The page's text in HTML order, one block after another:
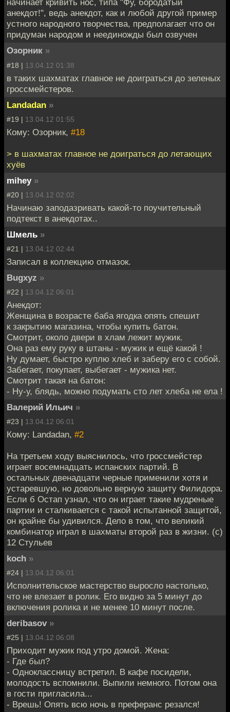
начинает кривить нос, типа "Фу, бородатый
анекдот!", ведь анекдот, как и любой другой пример
устного народного творчества, предполагает что он
придуман народом и неединожды был озвучен
Озорник »
#18 | 13.04.12 01:38
в таких шахматах главное не доиграться до зеленых
гроссмейстеров.
Landadan »
#19 | 13.04.12 01:55
Кому: Озорник, #18
> в шахматах главное не доиграться до летающих
хуёв
mihey »
#20 | 13.04.12 02:02
Начинаю заподазривать какой-то поучительный
подтекст в анекдотах..
Шмель »
#21 | 13.04.12 02:44
Записал в коллекцию отмазок.
Bugxyz »
#22 | 13.04.12 06:01
Анекдот:
Женщина в возрасте баба ягодка опять спешит
к закрытию магазина, чтобы купить батон.
Смотрит, около двери в хлам лежит мужик.
Она раз ему руку в штаны - мужик и ещё какой !
Ну думает, быстро куплю хлеб и заберу его с собой.
Забегает, покупает, выбегает - мужика нет.
Смотрит такая на батон:
- Ну-у, блядь, можно подумать сто лет хлеба не ела !
Валерий Ильич »
#23 | 13.04.12 06:01
Кому: Landadan, #2
На третьем ходу выяснилось, что гроссмейстер
играет восемнадцать испанских партий. В
остальных двенадцати черные применили хотя и
устаревшую, но довольно верную защиту Филидора.
Если б Остап узнал, что он играет такие мудреные
партии и сталкивается с такой испытанной защитой,
он крайне бы удивился. Дело в том, что великий
комбинатор играл в шахматы второй раз в жизни. (с)
12 Стульев
koch »
#24 | 13.04.12 06:01
Исполнительское мастерство выросло настолько,
что не влезает в ролик. Его видно за 5 минут до
включения ролика и не менее 10 минут после.
deribasov »
#25 | 13.04.12 06:08
Приходит мужик под утро домой. Жена:
- Где был?
- Одноклассницу встретил. В кафе посидели,
молодость вспомнили. Выпили немного. Потом она
в гости пригласила...
- Врешь! Опять всю ночь в преферанс резался!